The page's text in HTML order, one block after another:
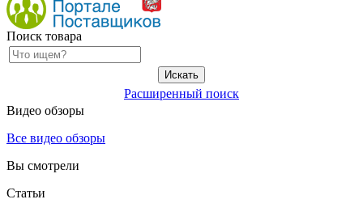
Поиск товара
Расширенный поиск
Видео обзоры
Все видео обзоры
Вы смотрели
Статьи